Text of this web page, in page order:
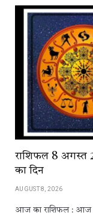
राशिफल 8 अगस्त
का दिन
AUGUST 8, 2026
आज का राशिफल : आज